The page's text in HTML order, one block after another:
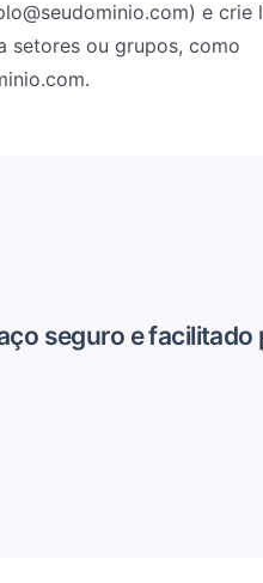
) e crie
setores ou grupos, como
.
seguro e